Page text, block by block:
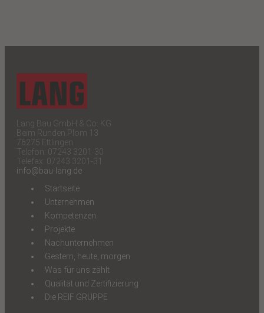
Lang Bau GmbH & Co. KG
Beim Runden Plom 13
76275 Ettlingen
Telefon: 07243 3201-30
Telefax: 07243 3201-31
info@bau-lang.de
Startseite
Unternehmen
Kompetenzen
Projekte
Nachunternehmen
Gestern, heute, morgen
Was für uns zählt
Qualität und Zertifizierung
Die REIF GRUPPE